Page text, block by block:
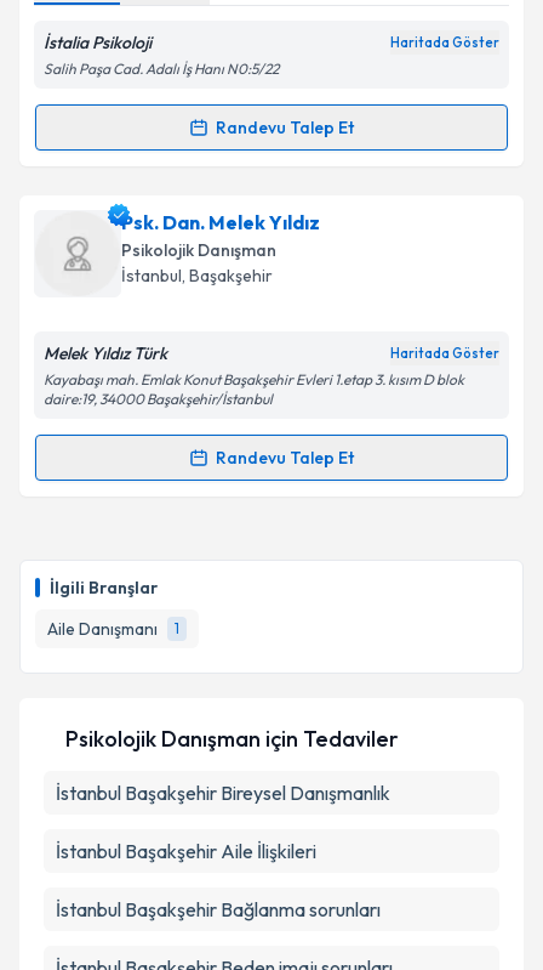
İlgili Branşlar
Aile Danışmanı
1
Metni'ni okudum ve kişisel verilerimin belirtilen
kapsamda işlenmesini kabul ediyorum.
Takvim Talebini Gönder
İstalia Psikoloji Haritada Göster
Salih Paşa Cad. Adalı İş Hanı N0:5/22
Randevu Talep Et
Randevu Takvimi Talebi
Psk. Dan. Esra KAHRAMANiçin randevu takvimi
talebi oluşturun. Size bu uzmandan randevu almanız
için bir takvim hazırlandığında e-posta ile
Kişisel verilerimin işlenmesine ilişkin
Metni'ni okudum ve kişisel verilerimin belirtilen
Psk. Dan. Melek Yıldız
Psikolojik Danışman
İstanbul, Başakşehir
Melek Yıldız Türk Haritada Göster
Kayabaşı mah. Emlak Konut Başakşehir Evleri 1.etap 3. kısım D blok
daire:19, 34000 Başakşehir/İstanbul
Randevu Talep Et
Randevu Takvimi Talebi
takvim hazırlandığında e-posta ile bilgilendireceğiz.
E-posta Adresiniz
Metni'ni okudum ve kişisel verilerimin belirtilen
Psikolojik Danışman için Tedaviler
İstanbul Başakşehir Bireysel Danışmanlık
İstanbul Başakşehir Aile İlişkileri
İstanbul Başakşehir Bağlanma sorunları